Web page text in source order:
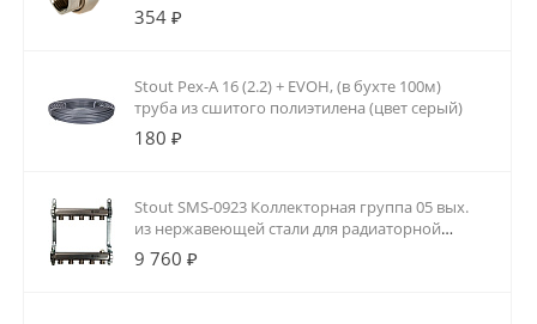
354 ₽
Stout Pex-A 16 (2.2) + EVOH, (в бухте 100м)
труба из сшитого полиэтилена (цвет серый)
180 ₽
Stout SMS-0923 Коллекторная группа 05 вых.
из нержавеющей стали для радиаторной
разводки
9 760 ₽